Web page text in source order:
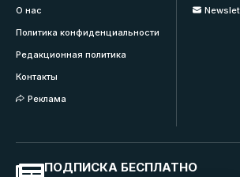
О нас
Политика конфиденциальности
Редакционная политика
Контакты
Реклама
ПОДПИСКА БЕСПЛАТНО